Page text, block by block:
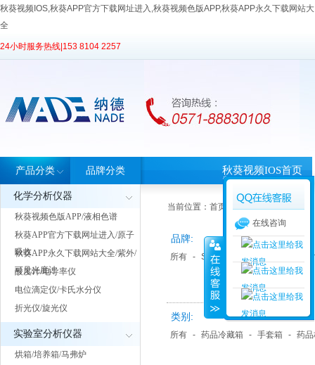
秋葵视频IOS,秋葵APP官方下载网址进入,秋葵视频色版APP,秋葵APP永久下载网站大
全
24小时服务热线| 153 8104 2257
产品分类
化学分析仪器
秋葵视频色版APP/液相色谱
秋葵APP官方下载网址进入/原子
吸收
秋葵APP永久下载网站大全/紫外/
可见光度计
酸度计/电导率仪
电位滴定仪/卡氏水分仪
折光仪/旋光仪
实验室分析仪器
烘箱/培养箱/马弗炉
品牌分类 秋葵视频IOS首页
当前位置： 首页 >产品中心> 产品分类
品牌:
所有 - SYSBEL西斯贝尔 天美
类别:
所有 - 药品冷藏箱 - 手套箱 - 药
在线咨询